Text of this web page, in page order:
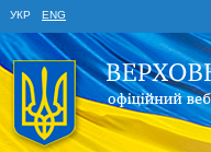
УКР ENG